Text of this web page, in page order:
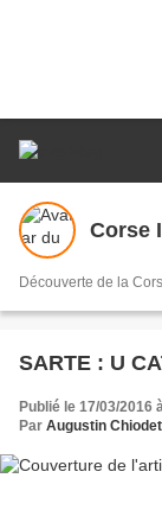
Corse
Découverte de la
SARTE : U
Publié le 17/03/2016
Par Augustin